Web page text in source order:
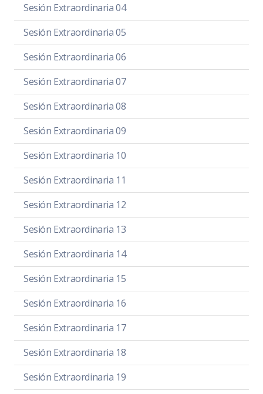
Sesión Extraordinaria 04
Sesión Extraordinaria 05
Sesión Extraordinaria 06
Sesión Extraordinaria 07
Sesión Extraordinaria 08
Sesión Extraordinaria 09
Sesión Extraordinaria 10
Sesión Extraordinaria 11
Sesión Extraordinaria 12
Sesión Extraordinaria 13
Sesión Extraordinaria 14
Sesión Extraordinaria 15
Sesión Extraordinaria 16
Sesión Extraordinaria 17
Sesión Extraordinaria 18
Sesión Extraordinaria 19